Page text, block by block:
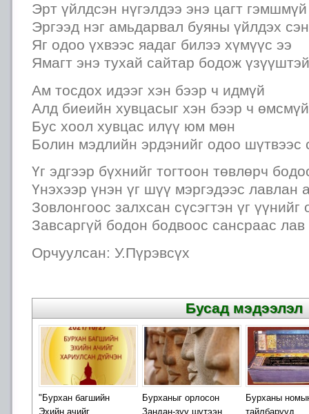
Эрт үйлдсэн нүгэлдээ энэ цагт гэмшмүй
Эргээд нэг амьдарвал буяны үйлдэх
Яг одоо үхвээс яадаг билээ хүмүүс ээ
Ямагт энэ тухай сайтар бодож үзүүштэй
Ам тосдох идээг хэн бээр ч идмүй
Алд биеийн хувцасыг хэн бээр ч өмсмүй
Бус хоол хувцас илүү юм мөн
Болин мэдлийн эрдэнийг одоо шүтвээс
Үг эдгээр бүхнийг тогтоон төвлөрч
Үнэхээр үнэн үг шүү мэргэдээс лавлан
Зовлонгоос залхсан сүсэгтэн үг үүнийг
Завсаргүй бодон бодвоос сансраас
Орчуулсан: У.Пүрэвсүх
Бусад мэдээлэл
"Бурхан багшийн
Эхийн ачийг
Бурханыг орлосон
Зандан-зуу шүтээн
Бурханы
тайлбарууд